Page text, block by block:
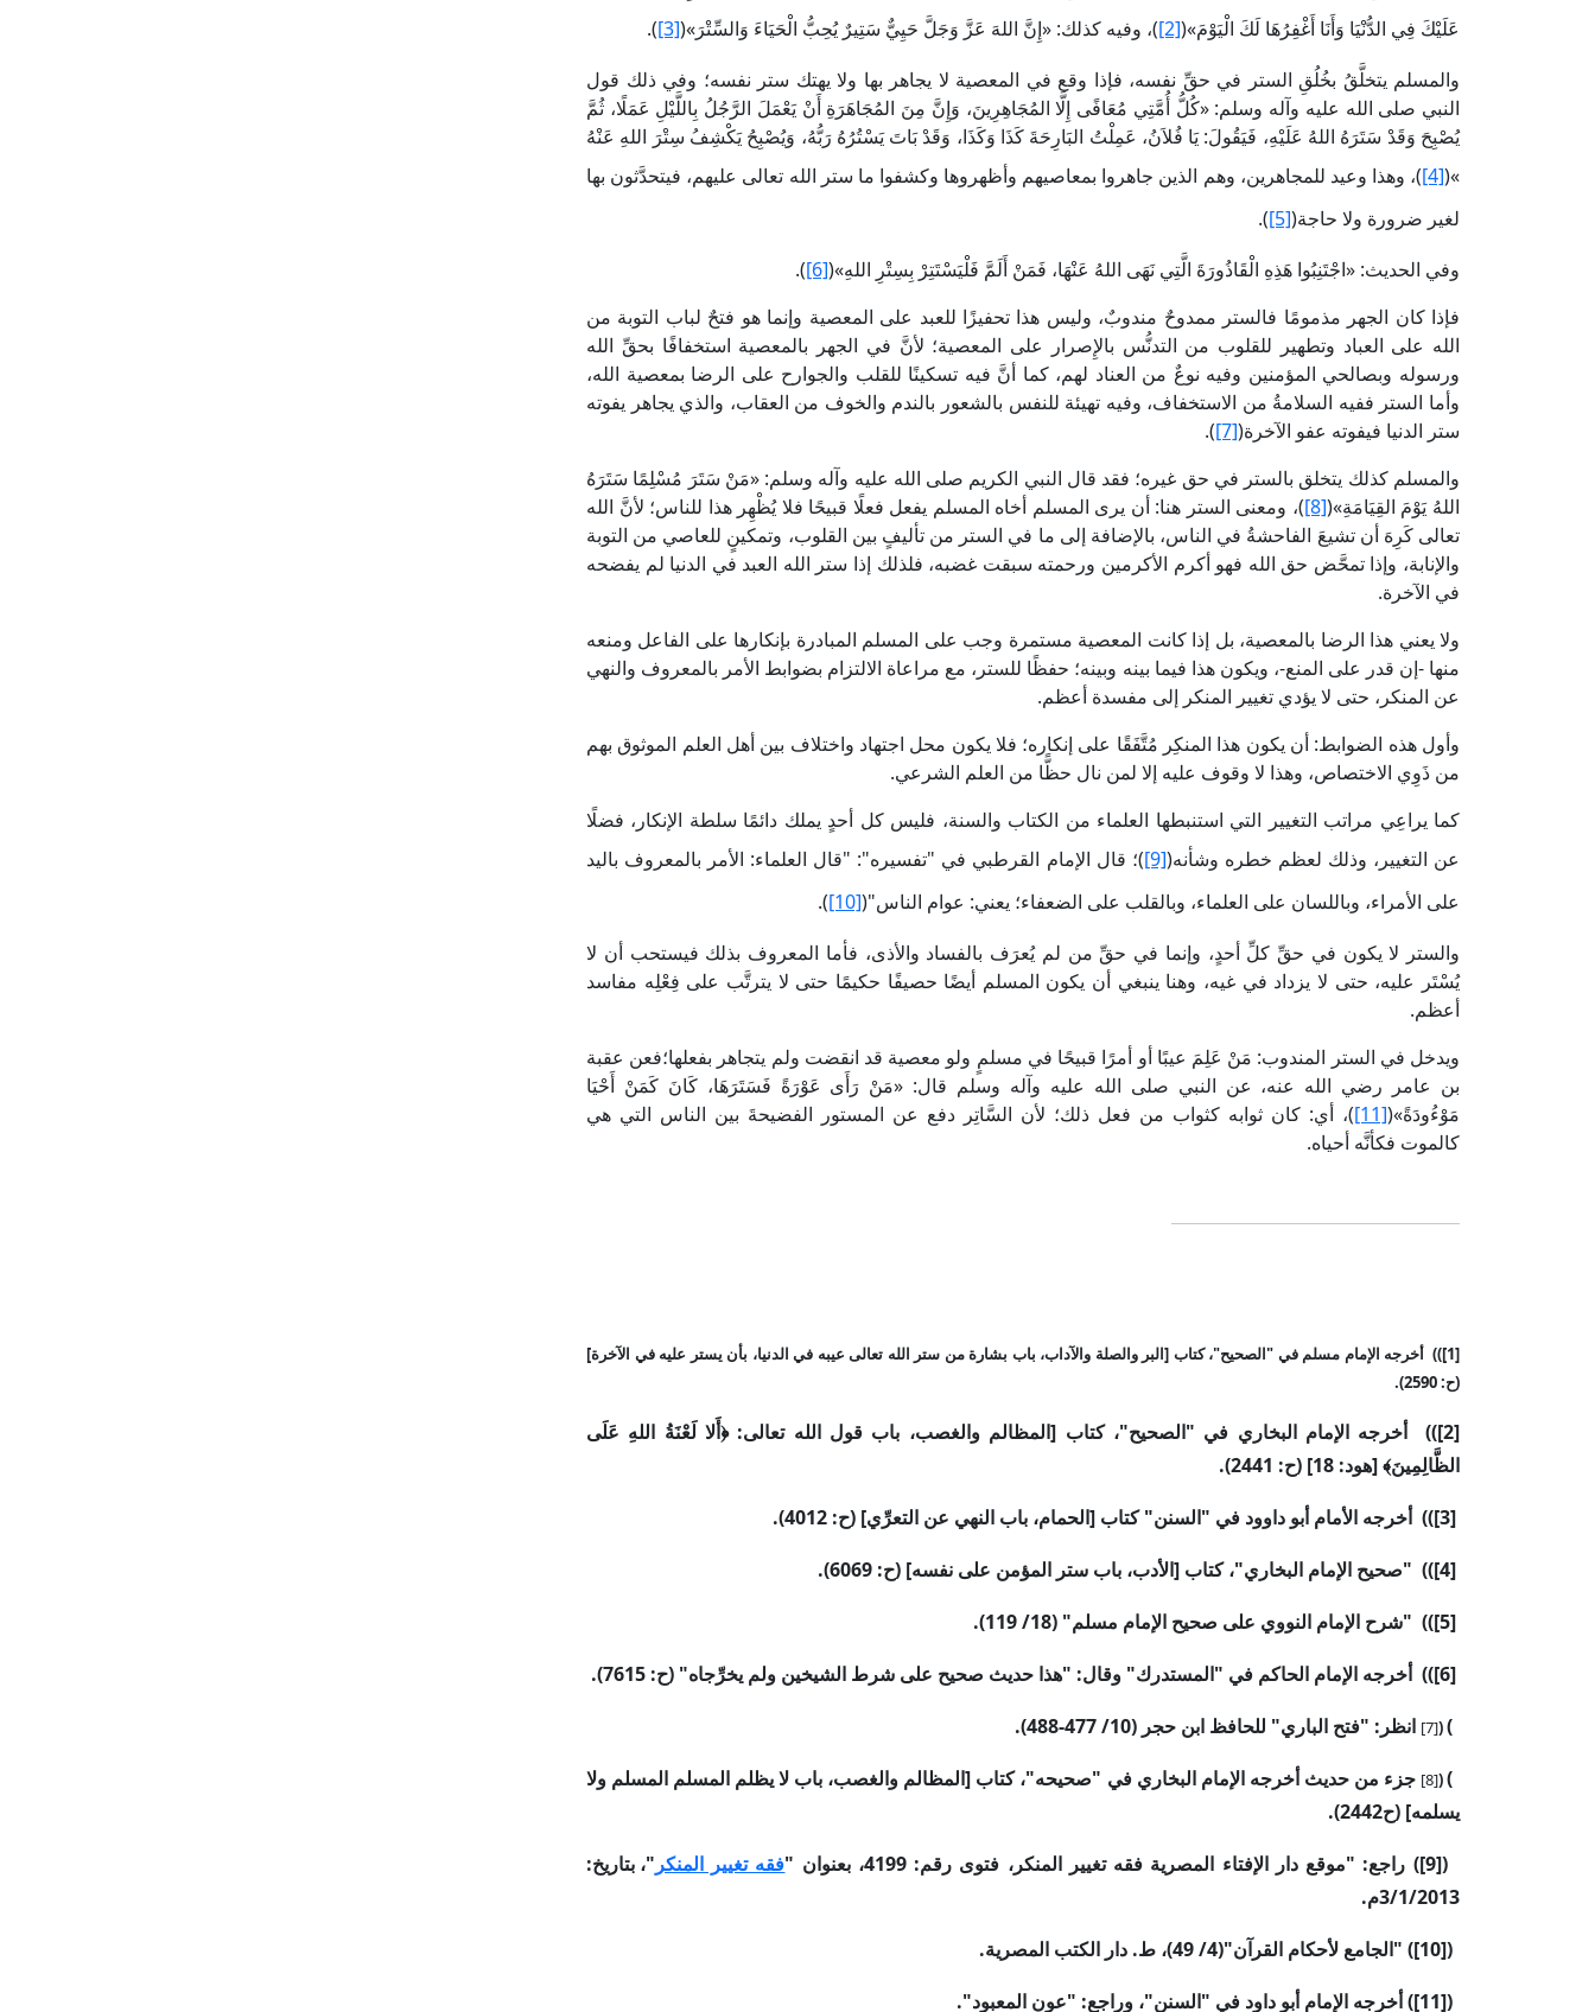
عَلَيْكَ فِي الدُّنْيَا وَأَنَا أَغْفِرُهَا لَكَ الْيَوْمَ»([2])، وفيه كذلك: «إِنَّ اللهَ عَزَّ وَجَلَّ حَيِيٌّ سَتِيرٌ يُحِبُّ الْحَيَاءَ وَالسِّتْرَ»([3]
).
والمسلم يتخلَّقُ بخُلُقِ الستر في حقِّ نفسه، فإذا وقع في المعصية لا يجاهر بها ولا يهتك ستر نفسه؛ وفي ذلك قول
النبي صلى الله عليه وآله وسلم: «كُلُّ أُمَّتِي مُعَافًى إِلَّا المُجَاهِرِينَ، وَإِنَّ مِنَ المُجَاهَرَةِ أَنْ يَعْمَلَ الرَّجُلُ بِاللَّيْلِ عَمَلًا، ثُمَّ
يُصْبِحَ وَقَدْ سَتَرَهُ اللهُ عَلَيْهِ، فَيَقُولَ: يَا فُلاَنُ، عَمِلْتُ البَارِحَةَ كَذَا وَكَذَا، وَقَدْ بَاتَ يَسْتُرُهُ رَبُّهُ، وَيُصْبِحُ يَكْشِفُ سِتْرَ اللهِ عَنْهُ
»(
[4])، وهذا وعيد للمجاهرين، وهم الذين جاهروا بمعاصيهم وأظهروها وكشفوا ما ستر الله تعالى عليهم، فيتحدَّثون بها
لغير ضرورة ولا حاجة([5]
).
وفي الحديث: «اجْتَنِبُوا هَذِهِ الْقَاذُورَةَ الَّتِي نَهَى اللهُ عَنْهَا، فَمَنْ أَلَمَّ فَلْيَسْتَتِرْ بِسِتْرِ اللهِ»([6]
).
فإذا كان الجهر مذمومًا فالستر ممدوحٌ مندوبٌ، وليس هذا تحفيزًا للعبد على المعصية وإنما هو فتحٌ لباب التوبة من
الله على العباد وتطهير للقلوب من التدنُّس بالإِصرار على المعصية؛ لأنَّ في الجهر بالمعصية استخفافًا بحقِّ الله
ورسوله وبصالحي المؤمنين وفيه نوعٌ من العناد لهم، كما أنَّ فيه تسكينًا للقلب والجوارح على الرضا بمعصية الله،
وأما الستر ففيه السلامةُ من الاستخفاف، وفيه تهيئة للنفس بالشعور بالندم والخوف من العقاب، والذي يجاهر يفوته
ستر الدنيا فيفوته عفو الآخرة([7]
).
والمسلم كذلك يتخلق بالستر في حق غيره؛ فقد قال النبي الكريم صلى الله عليه وآله وسلم: «مَنْ سَتَرَ مُسْلِمًا سَتَرَهُ
اللهُ يَوْمَ القِيَامَةِ»([8])، ومعنى الستر هنا: أن يرى المسلم أخاه المسلم يفعل فعلًا قبيحًا فلا يُظْهِر هذا للناس؛ لأنَّ الله
تعالى كَرِهَ أن تشيعَ الفاحشةُ في الناس، بالإضافة إلى ما في الستر من تأليفٍ بين القلوب، وتمكينٍ للعاصي من التوبة
والإنابة، وإذا تمحَّض حق الله فهو أكرم الأكرمين ورحمته سبقت غضبه، فلذلك إذا ستر الله العبد في الدنيا لم يفضحه
في الآخرة.
ولا يعني هذا الرضا بالمعصية، بل إذا كانت المعصية مستمرة وجب على المسلم المبادرة بإنكارها على الفاعل ومنعه
منها -إن قدر على المنع-، ويكون هذا فيما بينه وبينه؛ حفظًا للستر، مع مراعاة الالتزام بضوابط الأمر بالمعروف والنهي
عن المنكر، حتى لا يؤدي تغيير المنكر إلى مفسدة أعظم.
وأول هذه الضوابط: أن يكون هذا المنكِر مُتَّفَقًا على إنكاره؛ فلا يكون محل اجتهاد واختلاف بين أهل العلم الموثوق بهم
من ذَوِي الاختصاص، وهذا لا وقوف عليه إلا لمن نال حظًّا من العلم الشرعي.
كما يراعِي مراتب التغيير التي استنبطها العلماء من الكتاب والسنة، فليس كل أحدٍ يملك دائمًا سلطة الإنكار، فضلًا
عن التغيير، وذلك لعظم خطره وشأنه([9])؛ قال الإمام القرطبي في "تفسيره": "قال العلماء: الأمر بالمعروف باليد
على الأمراء، وباللسان على العلماء، وبالقلب على الضعفاء؛ يعني: عوام الناس"([10]
).
والستر لا يكون في حقِّ كلِّ أحدٍ، وإنما في حقِّ من لم يُعرَف بالفساد والأذى، فأما المعروف بذلك فيستحب أن لا
يُسْتَر عليه، حتى لا يزداد في غيه، وهنا ينبغي أن يكون المسلم أيضًا حصيفًا حكيمًا حتى لا يترتَّب على فِعْلِه مفاسد
أعظم.
ويدخل في الستر المندوب: مَنْ عَلِمَ عيبًا أو أمرًا قبيحًا في مسلمٍ ولو معصية قد انقضت ولم يتجاهر بفعلها؛فعن عقبة
بن عامر رضي الله عنه، عن النبي صلى الله عليه وآله وسلم قال: «مَنْ رَأَى عَوْرَةً فَسَتَرَهَا، كَانَ كَمَنْ أَحْيَا
مَوْءُودَةً»([11])، أي: كان ثوابه كثواب من فعل ذلك؛ لأن السَّاتِر دفع عن المستور الفضيحةَ بين الناس التي هي
كالموت فكأنَّه أحياه.
([1] ) أخرجه الإمام مسلم في "الصحيح"، كتاب [البر والصلة والآداب، باب بشارة من ستر الله تعالى عيبه في الدنيا، بأن يستر عليه في الآخرة]
(ح: 2590).
([2]
)
أخرجه الإمام البخاري في "الصحيح"، كتاب [المظالم والغصب، باب قول الله تعالى: ﴿أَلا لَعْنَةُ اللهِ عَلَى
الظَّالِمِينَ﴾ [هود: 18] (ح: 2441).
([3]
) أخرجه الأمام أبو داوود في "السنن" كتاب [الحمام، باب النهي عن التعرِّي] (ح: 4012).
([4]
) "صحيح الإمام البخاري"، كتاب [الأدب، باب ستر المؤمن على نفسه] (ح: 6069).
([5]
) "شرح الإمام النووي على صحيح الإمام مسلم" (18/ 119)
.
([6]
) أخرجه الإمام الحاكم في "المستدرك" وقال: "هذا حديث صحيح على شرط الشيخين ولم يخرِّجاه" (ح: 7615).
(
[7])
انظر: "فتح الباري" للحافظ ابن حجر (10/ 477-488).
(
[8])
جزء من حديث أخرجه الإمام البخاري في "صحيحه"، كتاب [المظالم والغصب، باب لا يظلم المسلم المسلم ولا
يسلمه] (ح2442).
([9]) راجع: "موقع دار الإفتاء المصرية فقه تغيير المنكر، فتوى رقم: 4199، بعنوان " فقه تغيير المنكر "، بتاريخ:
3/1/2013م.
([10])
"الجامع لأحكام القرآن"(4/ 49)، ط. دار الكتب المصرية.
([11]) أخرجه الإمام أبو داود في "السنن"، وراجع: "عون المعبود".